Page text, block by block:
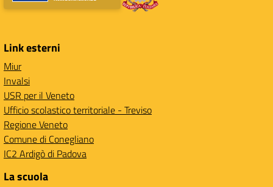
Link esterni
Miur
Invalsi
USR per il Veneto
Ufficio scolastico territoriale - Treviso
Regione Veneto
Comune di Conegliano
IC2 Ardigò di Padova
La scuola